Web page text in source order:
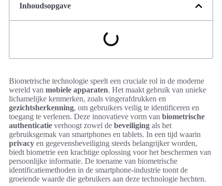
Inhoudsopgave
Biometrische technologie speelt een cruciale rol in de moderne
wereld van mobiele apparaten. Het maakt gebruik van unieke
lichamelijke kenmerken, zoals vingerafdrukken en
gezichtsherkenning, om gebruikers veilig te identificeren en
toegang te verlenen. Deze innovatieve vorm van biometrische
authenticatie verhoogt zowel de beveiliging als het
gebruiksgemak van smartphones en tablets. In een tijd waarin
privacy en gegevensbeveiliging steeds belangrijker worden,
biedt biometrie een krachtige oplossing voor het beschermen van
persoonlijke informatie. De toename van biometrische
identificatiemethoden in de smartphone-industrie toont de
groeiende waarde die gebruikers aan deze technologie hechten.